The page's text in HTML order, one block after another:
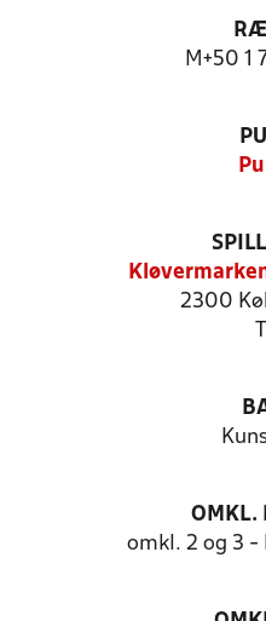
M+50 1
2300
OMKL.
omkl. 2 og 3 -